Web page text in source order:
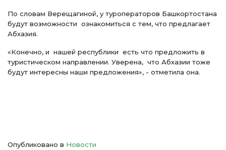
По словам Верещагиной, у туроператоров Башкортостана
будут возможности ознакомиться с тем, что предлагает
Абхазия.
«Конечно, и нашей республики есть что предложить в
туристическом направлении. Уверена, что Абхазии тоже
будут интересны наши предложения», - отметила она.
Опубликовано в Новости